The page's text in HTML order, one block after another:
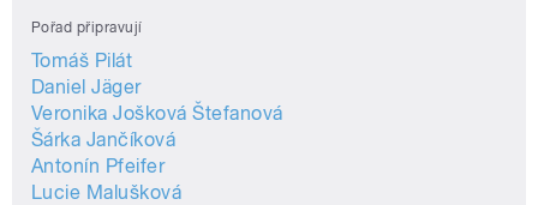
Pořad připravují
Tomáš Pilát
Daniel Jäger
Veronika Jošková Štefanová
Šárka Jančíková
Antonín Pfeifer
Lucie Malušková